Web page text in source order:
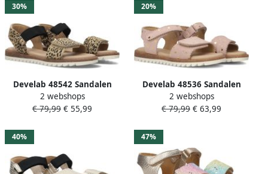
30%
Develab 48542 Sandalen
Meisjes Beige
2 webshops
€ 79,99 € 55,99
20%
Develab 48536 Sandalen
Meisjes Roze
2 webshops
€ 79,99 € 63,99
40% 47%